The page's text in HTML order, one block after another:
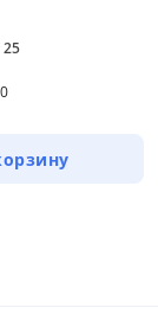
25
0